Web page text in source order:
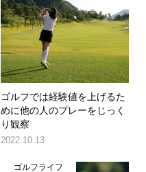
ゴルフでは経験値を上げるた
めに他の人のプレーをじっく
り観察
2022.10.13
ゴルフライフ